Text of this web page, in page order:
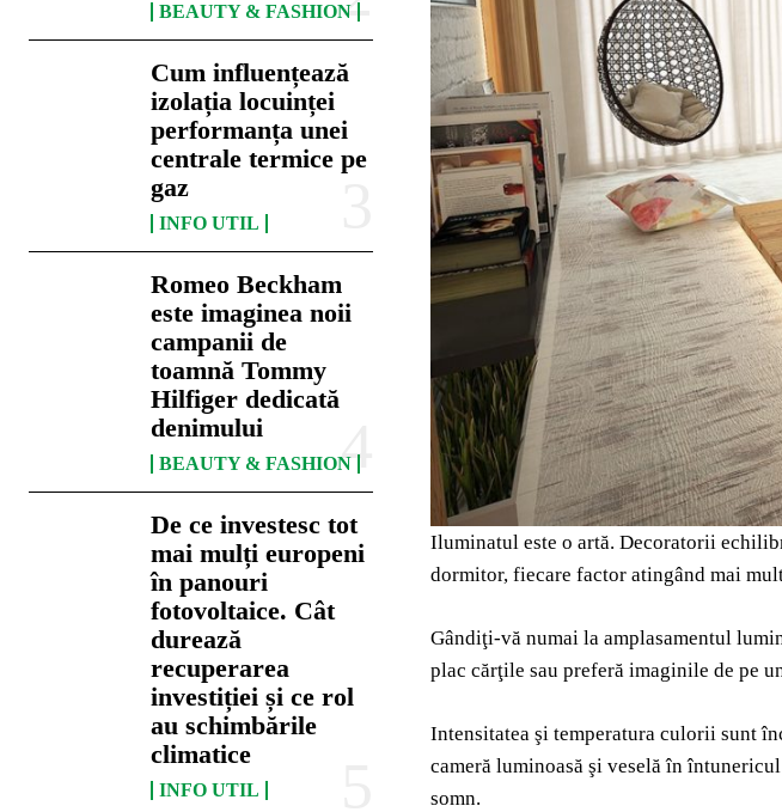
BEAUTY & FASHION
Cum influențează
izolația locuinței
performanța unei
centrale termice pe
gaz
INFO UTIL
Romeo Beckham
este imaginea noii
campanii de
toamnă Tommy
Hilfiger dedicată
denimului
BEAUTY & FASHION
De ce investesc tot
mai mulți europeni
în panouri
fotovoltaice. Cât
durează
recuperarea
investiției și ce rol
au schimbările
climatice
INFO UTIL
Iluminatul este o artă. Decoratorii
dormitor, fiecare factor atingând mai
Gândiţi-vă numai la amplasamentul
plac cărţile sau preferă imaginile de pe
Intensitatea şi temperatura culorii sunt
cameră luminoasă şi veselă în
somn.